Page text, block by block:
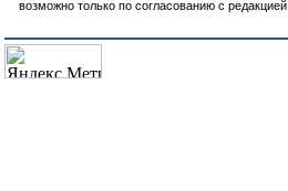
возможно только по согласованию с редакцией